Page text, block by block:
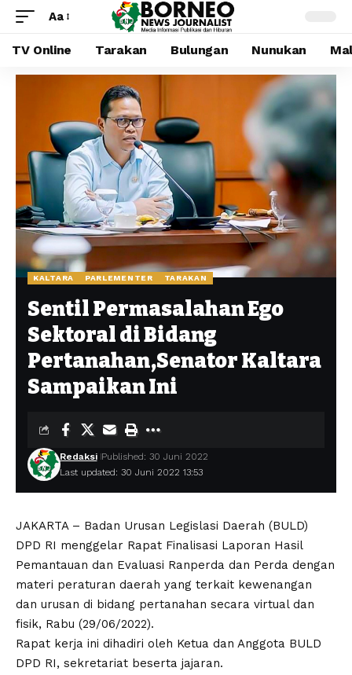
Aa
TV Online Tarakan Bulungan Nunukan
KALTARA PARLEMENTER TARAKAN
Sentil Permasalahan Ego
Sektoral di Bidang
Pertanahan,Senator Kaltara
Sampaikan Ini
Last updated: 30 Juni 2022 13:53
Redaksi Published: 30 Juni 2022
JAKARTA – Badan Urusan Legislasi Daerah (BULD)
DPD RI menggelar Rapat Finalisasi Laporan Hasil
Pemantauan dan Evaluasi Ranperda dan Perda dengan
materi peraturan daerah yang terkait kewenangan
dan urusan di bidang pertanahan secara virtual dan
fisik, Rabu (29/06/2022).
Rapat kerja ini dihadiri oleh Ketua dan Anggota BULD
DPD RI, sekretariat beserta jajaran.